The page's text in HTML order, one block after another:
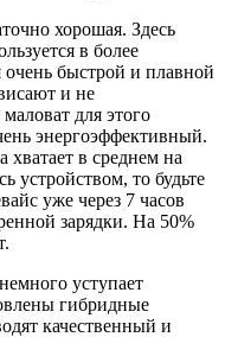
хорошая. Здесь
в более
быстрой и плавной
и не
для этого
энергоэффективный.
в среднем на
устройством, то будьте
уже через 7 часов
зарядки. На 50%
уступает
гибридные
качественный и